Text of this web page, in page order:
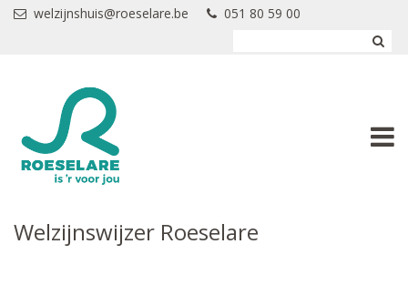
Overslaan en naar de inhoud gaan
welzijnshuis@roeselare.be 051 80 59 00
Welzijnswijzer Roeselare